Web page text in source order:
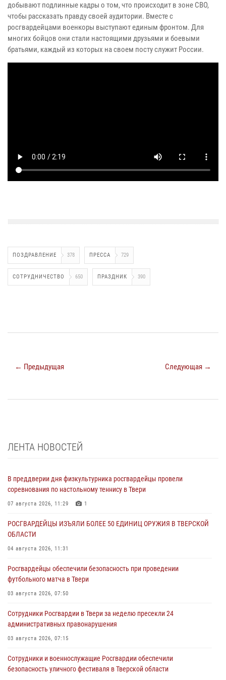
добывают подлинные кадры о том, что происходит в зоне СВО,
чтобы рассказать правду своей аудитории. Вместе с
росгвардейцами военкоры выступают единым фронтом. Для
многих бойцов они стали настоящими друзьями и боевыми
братьями, каждый из которых на своем посту служит России.
ПОЗДРАВЛЕНИЕ 378 ПРЕССА 729
СОТРУДНИЧЕСТВО 650 ПРАЗДНИК 390
← Предыдущая Следующая →
ЛЕНТА НОВОСТЕЙ
В преддверии дня физкультурника росгвардейцы провели
соревнования по настольному теннису в Твери
07 августа 2026, 11:29 1
РОСГВАРДЕЙЦЫ ИЗЪЯЛИ БОЛЕЕ 50 ЕДИНИЦ ОРУЖИЯ В ТВЕРСКОЙ
ОБЛАСТИ
04 августа 2026, 11:31
Росгвардейцы обеспечили безопасность при проведении
футбольного матча в Твери
03 августа 2026, 07:50
Сотрудники Росгвардии в Твери за неделю пресекли 24
административных правонарушения
03 августа 2026, 07:15
Сотрудники и военнослужащие Росгвардии обеспечили
безопасность уличного фестиваля в Тверской области